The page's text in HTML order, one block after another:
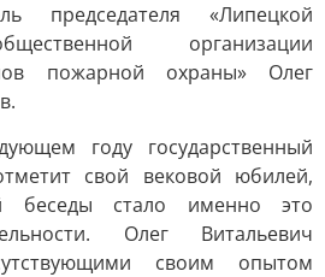
председателя «Липецкой
организации
пожарной охраны» Олег
году государственный
свой вековой юбилей,
беседы стало именно это
Олег Витальевич
своим опытом